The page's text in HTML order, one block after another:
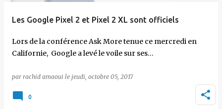
Les Google Pixel 2 et Pixel 2 XL sont officiels
Lors de la conférence Ask More tenue ce mercredi en
Californie, Google a levé le voile sur ses…
par rachid amaoui le jeudi, octobre 05, 2017
0